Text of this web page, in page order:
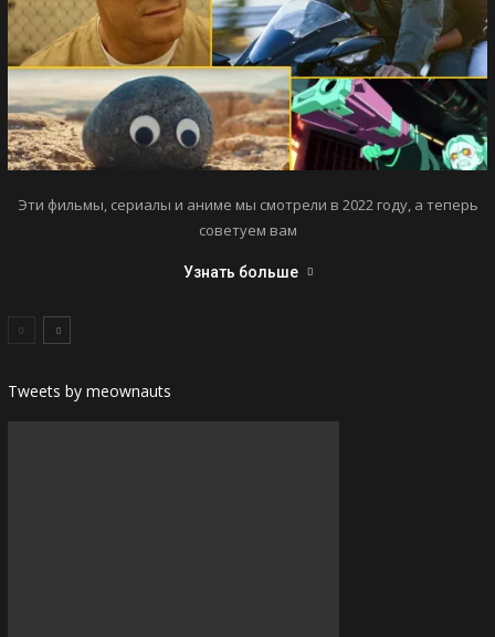
Эти фильмы, сериалы и аниме мы смотрели в 2022 году, а теперь
советуем вам
Узнать больше
Tweets by meownauts